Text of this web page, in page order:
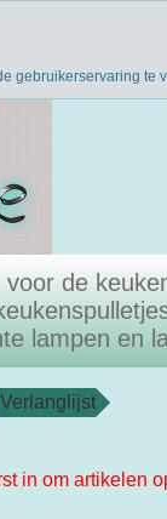
voor de
lampen en
Verlanglijst
in om artikelen
gebruikerservaring te